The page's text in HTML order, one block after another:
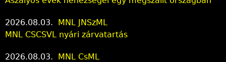
2026.08.03.
MNL JNSzML
MNL CSCSVL nyári zárvatartás
2026.08.03.
MNL CsML